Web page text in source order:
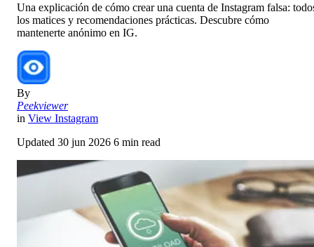
Una explicación de cómo crear una cuenta de Instagram falsa:
los matices y recomendaciones prácticas. Descubre cómo
mantenerte anónimo en IG.
By
Peekviewer
in View Instagram
Updated 30 jun 2026 6 min read